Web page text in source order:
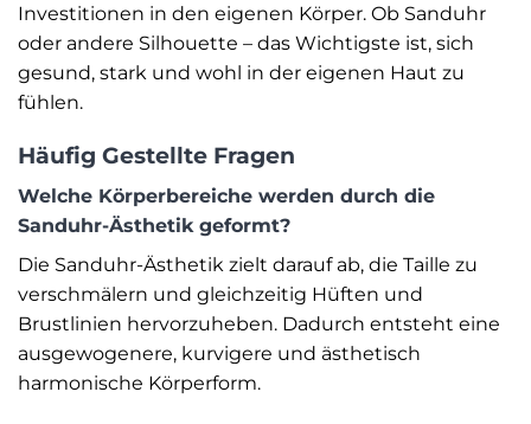
Investitionen in den eigenen Körper. Ob Sanduhr
oder andere Silhouette – das Wichtigste ist, sich
gesund, stark und wohl in der eigenen Haut zu
fühlen.
Häufig Gestellte Fragen
Welche Körperbereiche werden durch die
Sanduhr-Ästhetik geformt?
Die Sanduhr-Ästhetik zielt darauf ab, die Taille zu
verschmälern und gleichzeitig Hüften und
Brustlinien hervorzuheben. Dadurch entsteht eine
ausgewogenere, kurvigere und ästhetisch
harmonische Körperform.